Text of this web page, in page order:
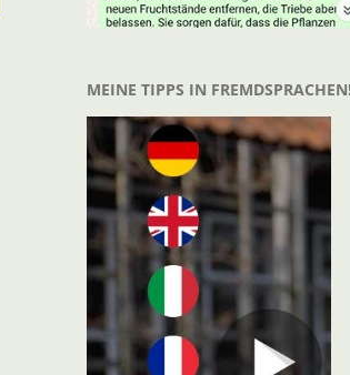
MEINE TIPPS IN FREMDSPRACHEN!